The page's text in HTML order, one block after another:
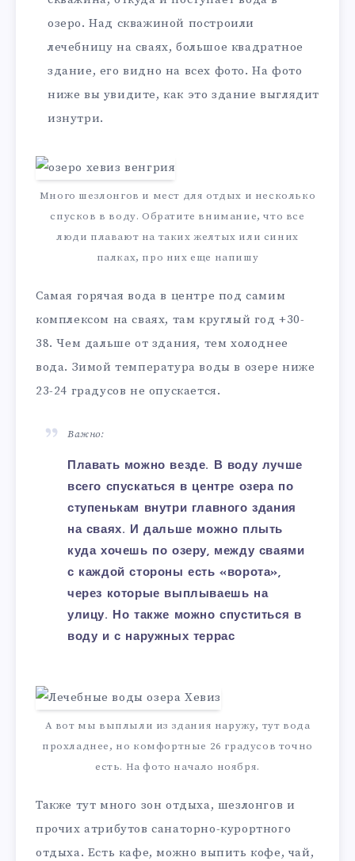
озеро. Над скважиной построили
лечебницу на сваях, большое квадратное
здание, его видно на всех фото. На фото
ниже вы увидите, как это здание выглядит
изнутри.
Много шезлонгов и мест для отдых и несколько
спусков в воду. Обратите внимание, что все
люди плавают на таких желтых или синих
палках, про них еще напишу
Самая горячая вода в центре под самим
комплексом на сваях, там круглый год +30-
38. Чем дальше от здания, тем холоднее
вода. Зимой температура воды в озере ниже
23-24 градусов не опускается.
Важно:
Плавать можно везде. В воду лучше
всего спускаться в центре озера по
ступенькам внутри главного здания
на сваях. И дальше можно плыть
куда хочешь по озеру, между сваями
с каждой стороны есть «ворота»,
через которые выплываешь на
улицу. Но также можно спуститься в
воду и с наружных террас
А вот мы выплыли из здания наружу, тут вода
прохладнее, но комфортные 26 градусов точно
есть. На фото начало ноября.
Также тут много зон отдыха, шезлонгов и
прочих атрибутов санаторно-курортного
отдыха. Есть кафе, можно выпить кофе, чай,